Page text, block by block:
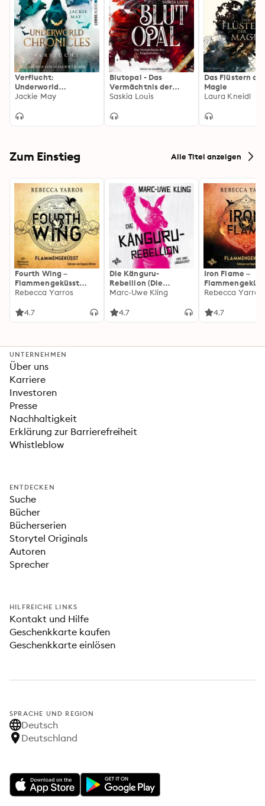
Verflucht:
Underworld
Chronicles
Jackie May
Blutopal - Das
Vermächtnis der
Engelssteine, Band 1
Saskia Louis
Das Flüstern der
Magie
Laura Kneidl
Zum Einstieg Alle Titel anzeigen
Fourth Wing –
Flammengeküsst
(Flammengeküsst-
Rebecca Yarros
4.7
Die Känguru-
Rebellion (Die
Känguru-Werke 5)
Marc-Uwe Kling
4.7
Iron Flame –
heißersehnte
Rebecca Yarros
4.7
UNTERNEHMEN
Über uns
Karriere
Investoren
Presse
Nachhaltigkeit
Erklärung zur Barrierefreiheit
Whistleblow
ENTDECKEN
Suche
Bücher
Bücherserien
Storytel Originals
Autoren
Sprecher
HILFREICHE LINKS
Kontakt und Hilfe
Geschenkkarte kaufen
Geschenkkarte einlösen
SPRACHE UND REGION
Deutsch
Deutschland